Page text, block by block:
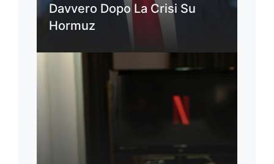
Davvero Dopo La Crisi Su
Hormuz